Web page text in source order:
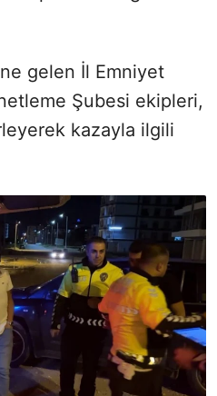
gelen İl Emniyet
Şubesi ekipleri,
kazayla ilgili